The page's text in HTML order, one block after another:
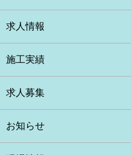
求人情報
施工実績
求人募集
お知らせ